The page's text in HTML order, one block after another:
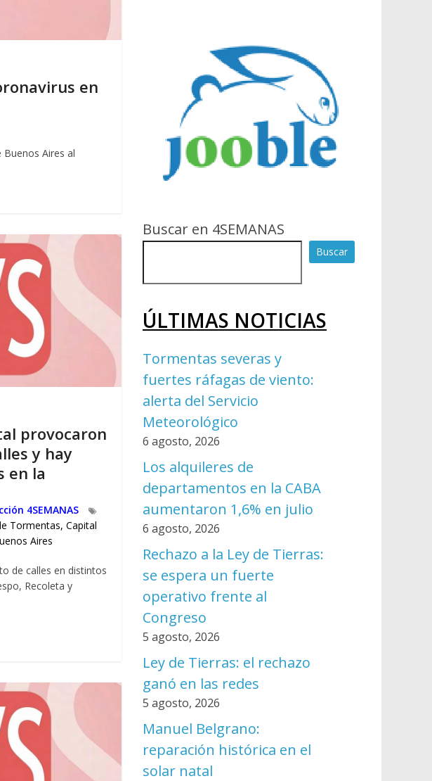
en
Aires al
provocaron
y hay
en la
4SEMANAS
Tormentas,Capital
Aires
de calles en distintos
Recoleta y
Buscar en 4SEMANAS
Buscar
ÚLTIMAS NOTICIAS
Tormentas severas y
fuertes ráfagas de viento:
alerta del Servicio
Meteorológico
6 agosto, 2026
Los alquileres de
departamentos en la CABA
aumentaron 1,6% en julio
6 agosto, 2026
Rechazo a la Ley de Tierras:
se espera un fuerte
operativo frente al
Congreso
5 agosto, 2026
Ley de Tierras: el rechazo
ganó en las redes
5 agosto, 2026
Manuel Belgrano:
reparación histórica en el
solar natal